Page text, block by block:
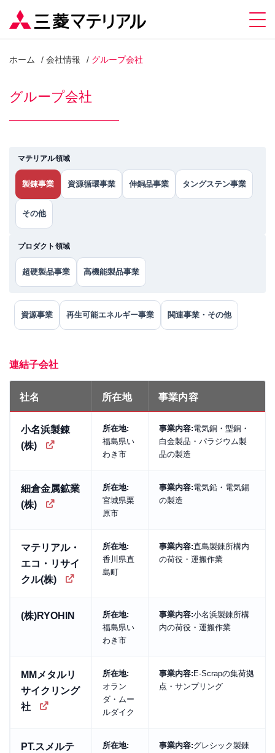
ホーム 会社情報 グループ会社
グループ会社
マテリアル領域
製錬事業 資源循環事業 伸銅品事業 タングステン事業
その他
プロダクト領域
超硬製品事業 高機能製品事業
資源事業 再生可能エネルギー事業 関連事業・その他
連結子会社
社名 所在地 事業内容
小名浜製錬
(株)
所在地:
福島県い
わき市
事業内容:電気銅・型銅・
白金製品・パラジウム製
品の製造
細倉金属鉱業
(株)
所在地:
宮城県栗
原市
事業内容:電気鉛・電気錫
の製造
マテリアル・
エコ・リサイ
クル(株)
所在地:
香川県直
島町
事業内容:直島製錬所構内
の荷役・運搬作業
(株)RYOHIN
所在地:
福島県い
わき市
事業内容:小名浜製錬所構
内の荷役・運搬作業
MMメタルリ
サイクリング
社
所在地:
オラン
ダ・ムー
ルダイク
事業内容: E-Scrapの集荷拠
点・サンプリング
PT.スメルテ
所在地:
事業内容:グレシック製錬